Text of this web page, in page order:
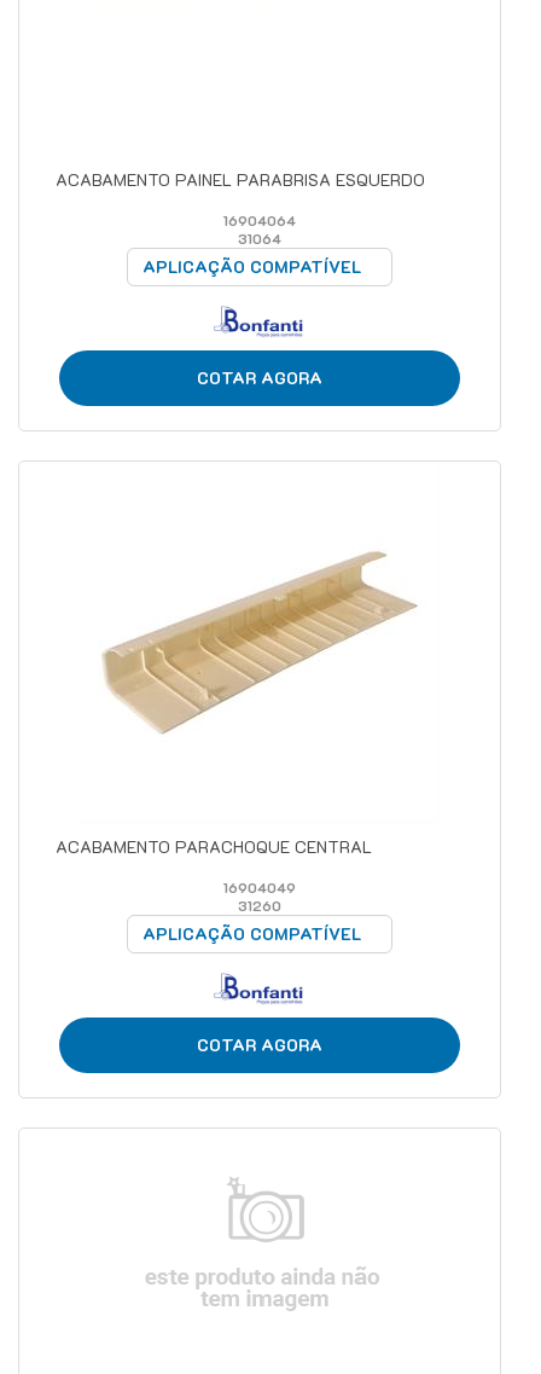
ACABAMENTO PAINEL PARABRISA ESQUERDO
16904064
31064
APLICAÇÃO COMPATÍVEL
COTAR AGORA
ACABAMENTO PARACHOQUE CENTRAL
16904049
31260
APLICAÇÃO COMPATÍVEL
COTAR AGORA